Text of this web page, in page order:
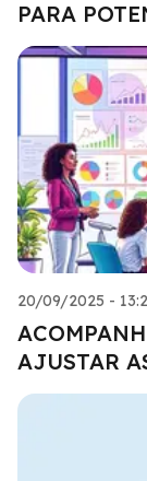
PARA
20/09/2025 -
AJUSTAR